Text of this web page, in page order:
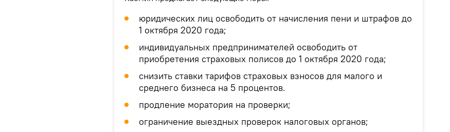
юридических лиц освободить от начисления пени и штрафов до
1 октября 2020 года;
индивидуальных предпринимателей освободить от
приобретения страховых полисов до 1 октября 2020 года;
снизить ставки тарифов страховых взносов для малого и
среднего бизнеса на 5 процентов.
продление моратория на проверки;
ограничение выездных проверок налоговых органов;